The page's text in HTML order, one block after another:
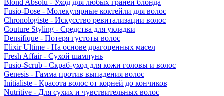
Blond Absolu - Уход для любых граней блонда
Fusio-Dose - Молекулярные коктейли для волос
Chronologiste - Искусство ревитализации волос
Couture Styling - Средства для укладки
Densifique - Потеря густоты волос
Elixir Ultime - На основе драгоценных масел
Fresh Affair - Сухой шампунь
Fusio-Scrub - Скраб-уход для кожи головы и волос
Genesis - Гамма против выпадения волос
Initialiste - Красота волос от корней до кончиков
Nutritive - Для сухих и чувствительных волос